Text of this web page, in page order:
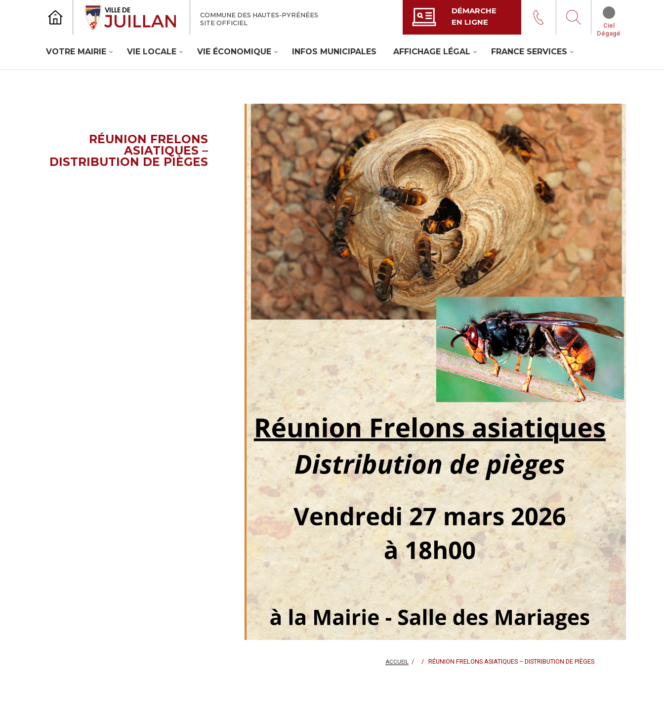
COMMUNE DES HAUTES-PYRÉNÉES
SITE OFFICIEL
DÉMARCHE
EN LIGNE
Ciel
Dégagé
VOTRE MAIRIE VIE LOCALE VIE ÉCONOMIQUE INFOS MUNICIPALES AFFICHAGE LÉGAL FRANCE SERVICES
RÉUNION FRELONS
ASIATIQUES –
DISTRIBUTION DE PIÈGES
ACCUEIL / / RÉUNION FRELONS ASIATIQUES – DISTRIBUTION DE PIÈGES